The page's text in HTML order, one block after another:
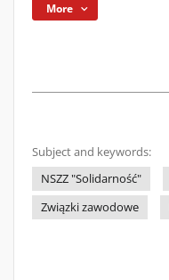
More
Subject and keywords:
NSZZ "Solidarność"
Związki zawodowe